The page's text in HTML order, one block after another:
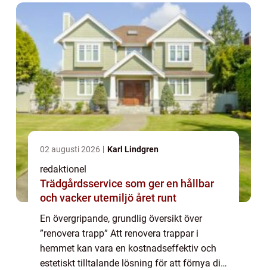
02 augusti 2026 Karl Lindgren
redaktionel
Trädgårdsservice som ger en hållbar
och vacker utemiljö året runt
En övergripande, grundlig översikt över
”renovera trapp” Att renovera trappar i
hemmet kan vara en kostnadseffektiv och
estetiskt tilltalande lösning för att förnya ditt